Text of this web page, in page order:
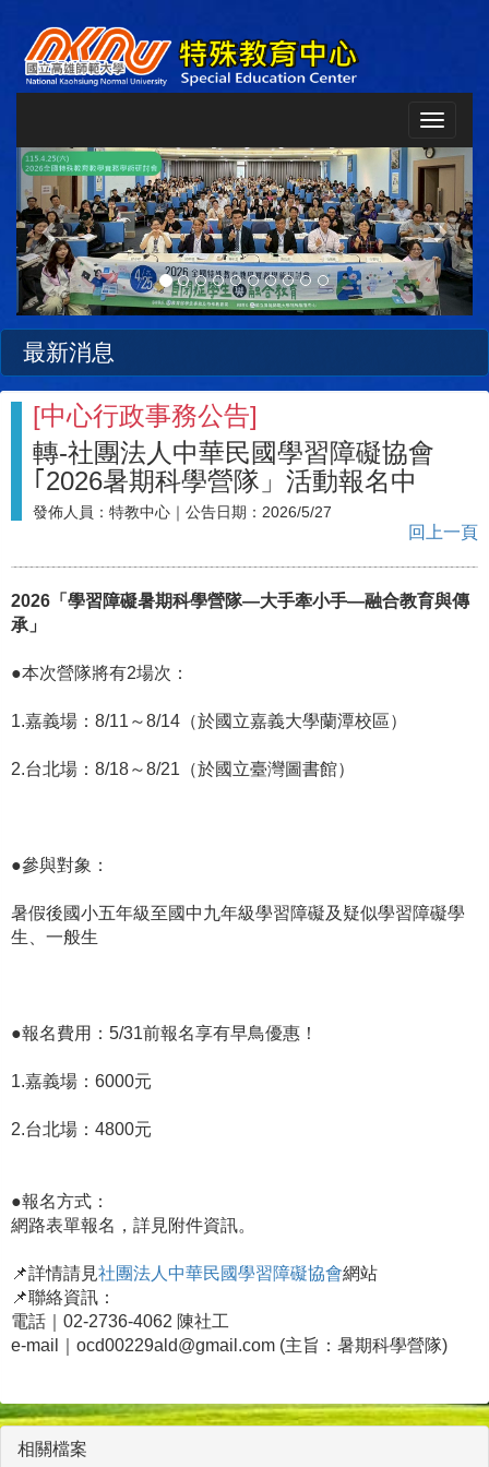
Toggle
Previous Next
最新消息
[中心行政事務公告]
轉-社團法人中華民國學習障礙協會
｢2026暑期科學營隊」活動報名中
發佈人員： 特教中心 ｜公告日期： 2026/5/27
回上一頁
2026「學習障礙暑期科學營隊—大手牽小手—融合教育與傳
承」
●本次營隊將有2場次：
1.嘉義場：8/11～8/14（於國立嘉義大學蘭潭校區）
2.台北場：8/18～8/21（於國立臺灣圖書館）
●參與對象：
暑假後國小五年級至國中九年級學習障礙及疑似學習障礙學
生、一般生
●報名費用：5/31前報名享有早鳥優惠！
1.嘉義場：6000元
2.台北場：4800元
●報名方式：
網路表單報名，詳見附件資訊。
📌詳情請見社團法人中華民國學習障礙協會網站
📌聯絡資訊：
電話｜02-2736-4062 陳社工
e-mail｜ocd00229ald@gmail.com (主旨：暑期科學營隊)
相關檔案